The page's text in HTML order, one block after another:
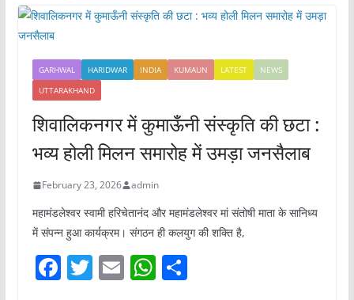
GARHWAL HARIDWAR INDIA KUMAUN LATEST
NEWS
UTTARAKHAND
शिवालिकनगर में कुमाऊँनी संस्कृति की छटा :
भव्य होली मिलन समारोह में उमड़ा जनसैलाब
February 23, 2026 admin
महामंडलेश्वर स्वामी हरिचेतानंद और महामंडलेश्वर मां संतोषी माता के सानिध्य
में संपन्न हुआ कार्यक्रम। संगठन ही कलयुग की शक्ति है,
F T E W S